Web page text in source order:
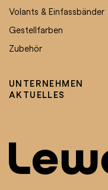
UNTERNEHMEN
AKTUELLES
Volants & Einfassbänder
Gestellfarben
Zubehör